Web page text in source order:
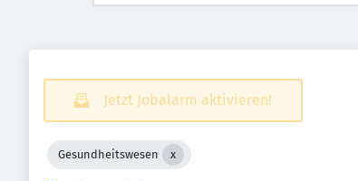
Jetzt Jobalarm aktivieren!
Gesundheitswesen